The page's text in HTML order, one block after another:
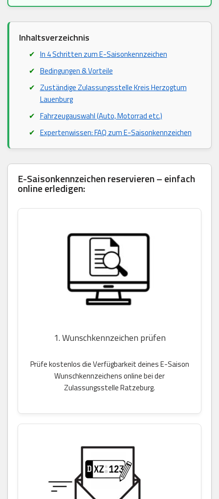
Inhaltsverzeichnis
In 4 Schritten zum E-Saisonkennzeichen
Bedingungen & Vorteile
Zuständige Zulassungsstelle Kreis Herzogtum
Lauenburg
Fahrzeugauswahl (Auto, Motorrad etc.)
Expertenwissen: FAQ zum E-Saisonkennzeichen
E-Saisonkennzeichen reservieren – einfach
online erledigen:
1. Wunschkennzeichen prüfen
Prüfe kostenlos die Verfügbarkeit deines E-Saison
Wunschkennzeichens online bei der
Zulassungsstelle Ratzeburg.